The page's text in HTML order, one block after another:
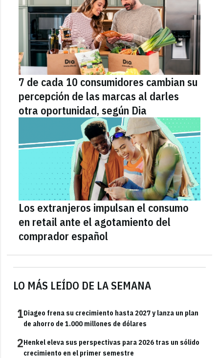
LO MÁS LEÍDO DE LA SEMANA
1Diageo frena su crecimiento hasta 2027 y lanza un plan
de ahorro de 1.000 millones de dólares
2Henkel eleva sus perspectivas para 2026 tras un sólido
crecimiento en el primer semestre
7 de cada 10 consumidores cambian su
percepción de las marcas al darles
otra oportunidad, según Dia
Los extranjeros impulsan el consumo
en retail ante el agotamiento del
comprador español